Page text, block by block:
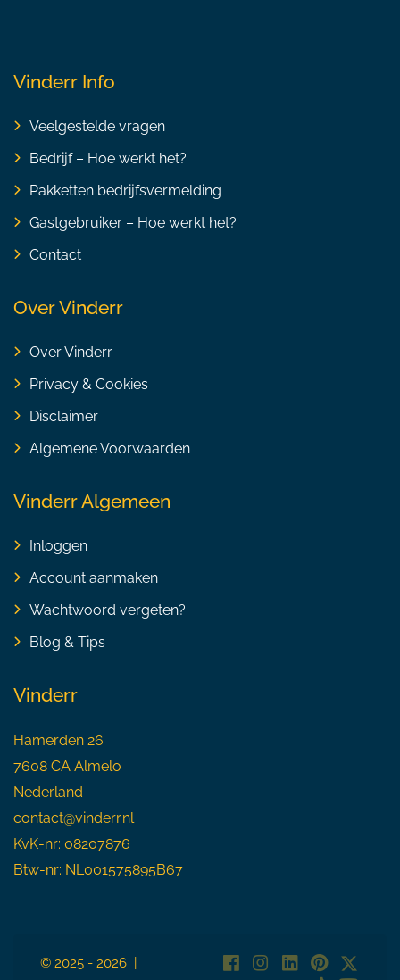
Vinderr Info
Veelgestelde vragen
Bedrijf – Hoe werkt het?
Pakketten bedrijfsvermelding
Gastgebruiker – Hoe werkt het?
Contact
Over Vinderr
Over Vinderr
Privacy & Cookies
Disclaimer
Algemene Voorwaarden
Vinderr Algemeen
Inloggen
Account aanmaken
Wachtwoord vergeten?
Blog & Tips
Vinderr
Hamerden 26
7608 CA Almelo
Nederland
contact@vinderr.nl
KvK-nr: 08207876
Btw-nr: NL001575895B67
© 2025 - 2026 |